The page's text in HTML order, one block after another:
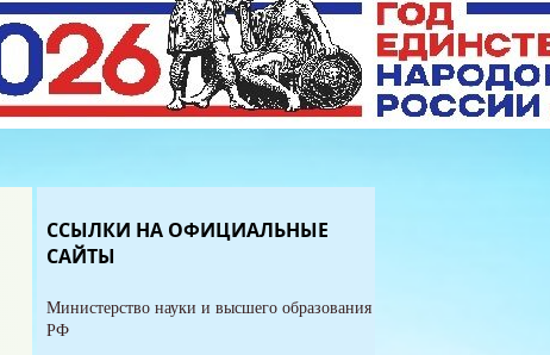
ССЫЛКИ НА ОФИЦИАЛЬНЫЕ
САЙТЫ
Министерство науки и высшего образования
РФ